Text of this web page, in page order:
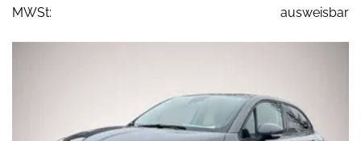
MWSt:
ausweisbar